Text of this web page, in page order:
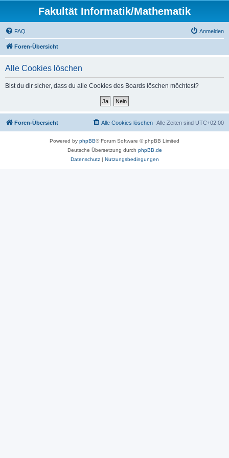
Fakultät Informatik/Mathematik
FAQ Anmelden
Foren-Übersicht
Alle Cookies löschen
Bist du dir sicher, dass du alle Cookies des Boards löschen möchtest?
Foren-Übersicht Alle Zeiten sind UTC+02:00
Alle Cookies löschen
Powered by phpBB® Forum Software © phpBB Limited
Deutsche Übersetzung durch phpBB.de
Datenschutz| Nutzungsbedingungen